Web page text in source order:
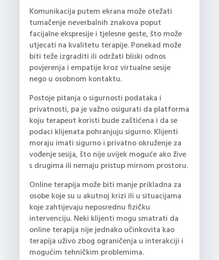
Komunikacija putem ekrana može otežati
tumačenje neverbalnih znakova poput
facijalne ekspresije i tjelesne geste, što može
utjecati na kvalitetu terapije. Ponekad može
biti teže izgraditi ili održati bliski odnos
povjerenja i empatije kroz virtualne sesije
nego u osobnom kontaktu.
Postoje pitanja o sigurnosti podataka i
privatnosti, pa je važno osigurati da platforma
koju terapeut koristi bude zaštićena i da se
podaci klijenata pohranjuju sigurno. Klijenti
moraju imati sigurno i privatno okruženje za
vođenje sesija, što nije uvijek moguće ako žive
s drugima ili nemaju pristup mirnom prostoru.
Online terapija može biti manje prikladna za
osobe koje su u akutnoj krizi ili u situacijama
koje zahtijevaju neposrednu fizičku
intervenciju. Neki klijenti mogu smatrati da
online terapija nije jednako učinkovita kao
terapija uživo zbog ograničenja u interakciji i
mogućim tehničkim problemima.